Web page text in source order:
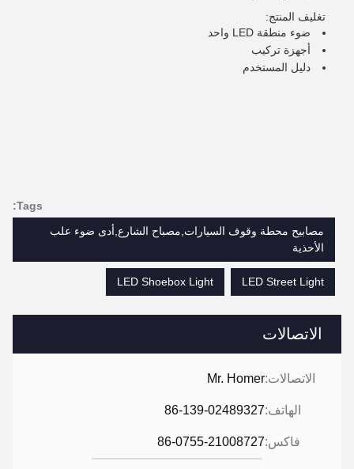
الاتصالات
الاتصالات:Mr. Homer
الهاتف:86-139-02489327
فاكس:86-0755-21008727
تغليف المنتج:
ضوء منطقة LED واحد
أجهزة تركيب
دليل المستخدم
Tags:
مصابيح محطة وقوف السيارات,مصباح الشارع,أدى ضوء علب
الأحذية
LED Street Light
LED Shoebox Light